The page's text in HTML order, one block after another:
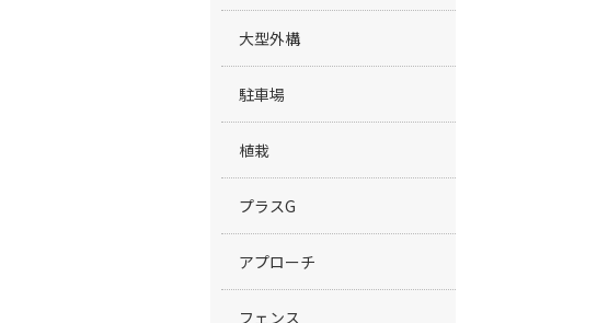
大型外構
駐車場
植栽
プラスG
アプローチ
フェンス